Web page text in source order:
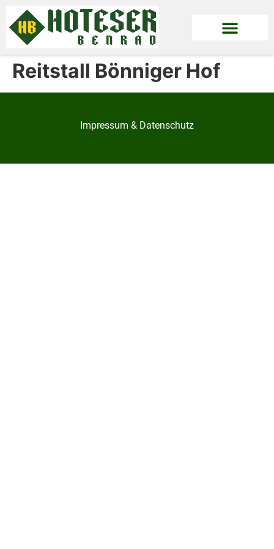
Reitstall Bönniger Hof
Impressum & Datenschutz